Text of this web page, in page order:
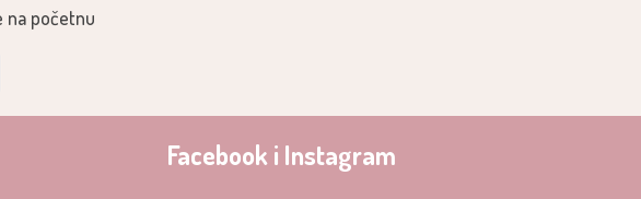
na početnu
Facebook i Instagram